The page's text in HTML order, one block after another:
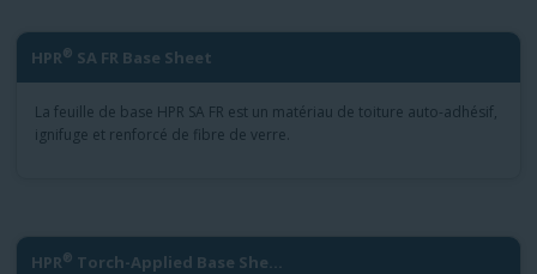
HPR® SA FR Base Sheet
La feuille de base HPR SA FR est un matériau de toiture auto-adhésif,
ignifuge et renforcé de fibre de verre.
HPR® Torch-Applied Base She...